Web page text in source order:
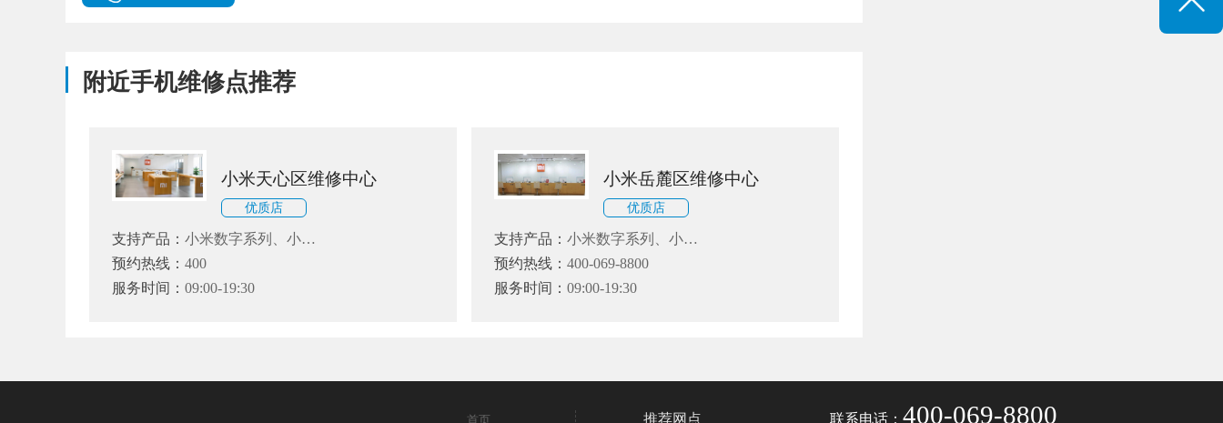
附近手机维修点推荐
小米天心区维修中心
优质店
支持产品： 小米数字系列、小米
Note系列和小米MIX、红米、黑
鲨系列
预约热线： 400
服务时间： 09:00-19:30
小米岳麓区维修中心
优质店
支持产品： 小米数字系列、小米
Note系列和小米MIX、红米、黑
鲨系列
预约热线： 400-069-8800
服务时间： 09:00-19:30
首页 推荐网点 联系电话： 400-069-8800